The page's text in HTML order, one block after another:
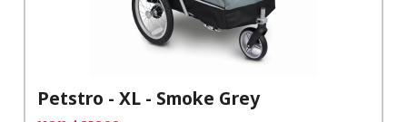
Petstro - XL - Smoke Grey